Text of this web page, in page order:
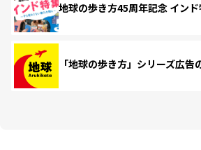
地球の歩き方45周年記念 イン
「地球の歩き方」シリーズ広告